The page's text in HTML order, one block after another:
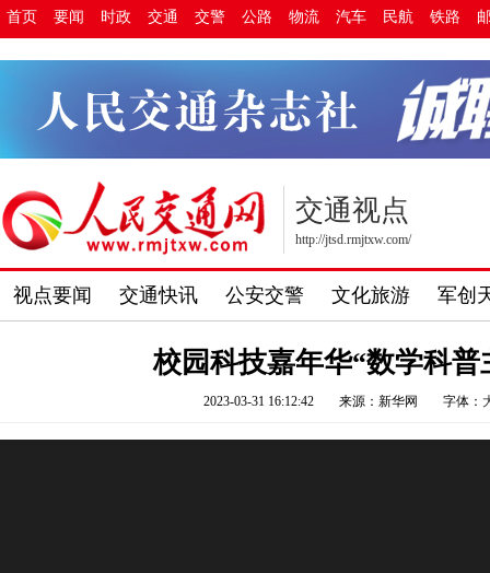
首页 要闻 时政 交通 交警 公路 物流 汽车 民航 铁路
交通视点
http://jtsd.rmjtxw.com/
视点要闻 交通快讯 公安交警 文化旅游 军创
校园科技嘉年华“数学科普
2023-03-31 16:12:42 来源：新华网 字体：